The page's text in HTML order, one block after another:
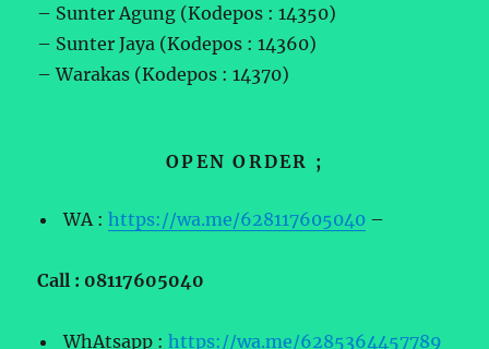
– Sunter Agung (Kodepos : 14350)
– Sunter Jaya (Kodepos : 14360)
– Warakas (Kodepos : 14370)
OPEN ORDER ;
WA :https://wa.me/628117605040 –
Call : 08117605040
WhAtsapp :https://wa.me/6285364457789